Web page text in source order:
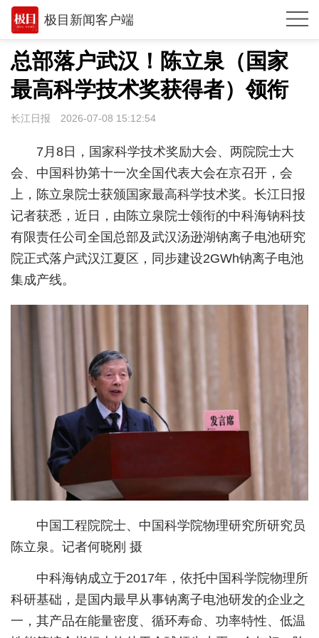
极目新闻客户端
推荐
体育
观点
湖北
武汉
世相
环球
专题
汽车
房产
消费
创意
总部落户武汉！陈立泉（国家
最高科学技术奖获得者）领衔
长江日报 2026-07-08 15:12:54
7月8日，国家科学技术奖励大会、两院院士大
会、中国科协第十一次全国代表大会在京召开，会
上，陈立泉院士获颁国家最高科学技术奖。长江日报
记者获悉， 近日，由陈立泉院士领衔的中科海钠科技
有限责任公司全国总部及武汉汤逊湖钠离子电池研究
院正式落户武汉江夏区，同步建设2GWh钠离子电池
集成产线。
中国工程院院士、中国科学院物理研究所研究员
陈立泉。记者何晓刚 摄
中科海钠成立于2017年，依托中国科学院物理所
科研基础，是国内最早从事钠离子电池研发的企业之
一，其产品在能量密度、循环寿命、功率特性、低温